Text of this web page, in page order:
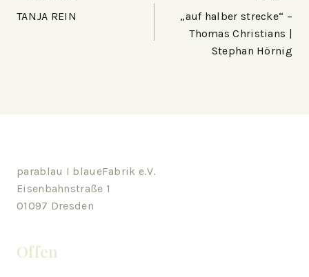
TANJA REIN
„auf halber strecke“ –
Thomas Christians |
Stephan Hörnig
parablau I blaueFabrik e.V.
Eisenbahnstraße 1
01097 Dresden
Offen